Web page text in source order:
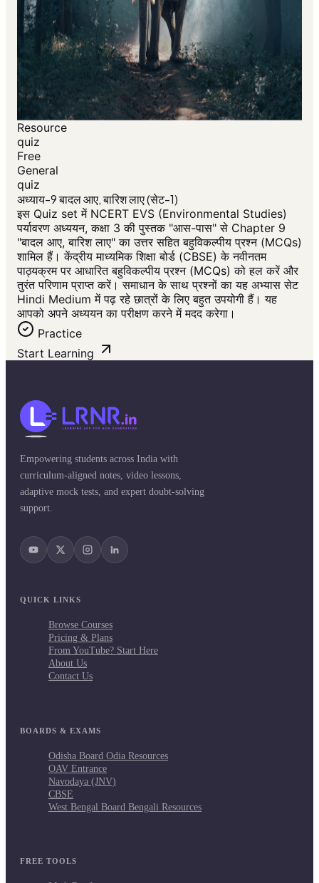
Resource
quiz
Free
General
quiz
अध्याय-9 बादल आए, बारिश लाए (सेट-1)
इस Quiz set में NCERT EVS (Environmental Studies)
पर्यावरण अध्ययन, कक्षा 3 की पुस्तक "आस-पास" से Chapter 9
"बादल आए, बारिश लाए" का उत्तर सहित बहुविकल्पीय प्रश्न (MCQs)
शामिल हैं। केंद्रीय माध्यमिक शिक्षा बोर्ड (CBSE) के नवीनतम
पाठ्यक्रम पर आधारित बहुविकल्पीय प्रश्न (MCQs) को हल करें और
तुरंत परिणाम प्राप्त करें। समाधान के साथ प्रश्नों का यह अभ्यास सेट
Hindi Medium में पढ़ रहे छात्रों के लिए बहुत उपयोगी हैं। यह
आपको अपने अध्ययन का परीक्षण करने में मदद करेगा।
Practice
Start Learning
Empowering students across India with
curriculum-aligned notes, video lessons,
adaptive mock tests, and expert doubt-solving
support.
QUICK LINKS
Browse Courses
Pricing & Plans
From YouTube? Start Here
About Us
Contact Us
BOARDS & EXAMS
Odisha Board Odia Resources
OAV Entrance
Navodaya (JNV)
CBSE
West Bengal Board Bengali Resources
FREE TOOLS